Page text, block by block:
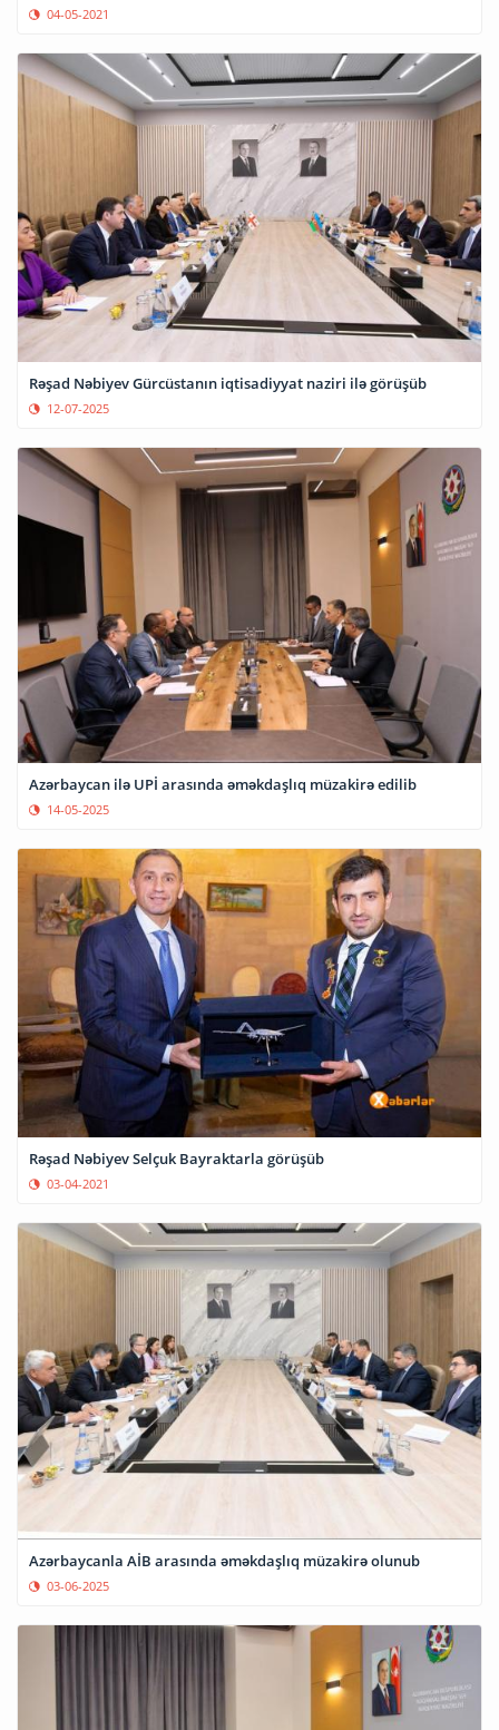
04-05-2021
Rəşad Nəbiyev Gürcüstanın iqtisadiyyat naziri ilə görüşüb
12-07-2025
Azərbaycan ilə UPİ arasında əməkdaşlıq müzakirə edilib
14-05-2025
Rəşad Nəbiyev Selçuk Bayraktarla görüşüb
03-04-2021
Azərbaycanla AİB arasında əməkdaşlıq müzakirə olunub
03-06-2025